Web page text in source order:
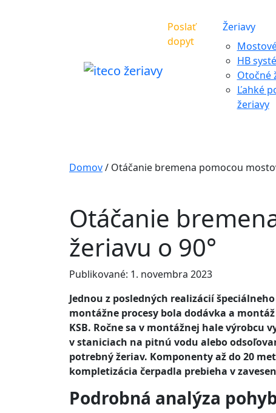
Poslať
dopyt
Žeriavy
HB
Otočné
Ľahké
žeriavy
Domov/ Otáčanie bremena pomocou
Otáčanie
žeriavu o 90°
Publikované: 1. novembra 2023
Jednou z posledných realizácií
montážne procesy bola dodávka a
KSB. Ročne sa v montážnej hale
v staniciach na pitnú vodu alebo
potrebný žeriav. Komponenty až do 20
kompletizácia čerpadla prebieha v
Podrobná analýza